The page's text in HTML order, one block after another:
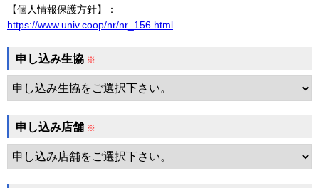
【個人情報保護方針】：
https://www.univ.coop/nr/nr_156.html
申し込み生協 ※
申し込み店舗 ※